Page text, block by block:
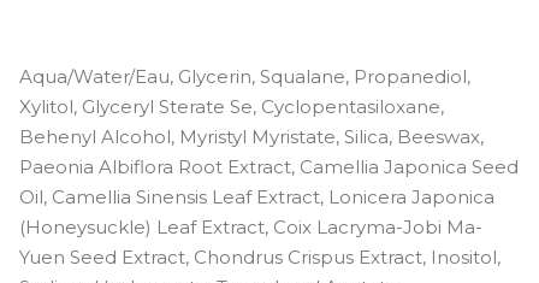
Aqua/Water/Eau, Glycerin, Squalane, Propanediol,
Xylitol, Glyceryl Sterate Se, Cyclopentasiloxane,
Behenyl Alcohol, Myristyl Myristate, Silica, Beeswax,
Paeonia Albiflora Root Extract, Camellia Japonica Seed
Oil, Camellia Sinensis Leaf Extract, Lonicera Japonica
(Honeysuckle) Leaf Extract, Coix Lacryma-Jobi Ma-
Yuen Seed Extract, Chondrus Crispus Extract, Inositol,